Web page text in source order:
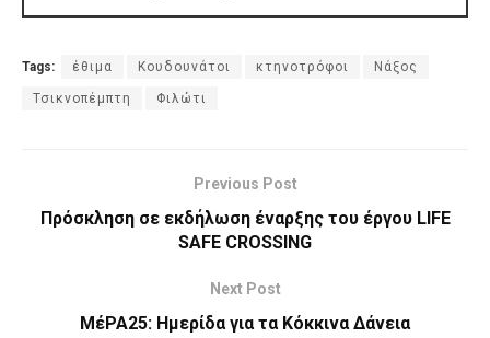
Tags: έθιμα Κουδουνάτοι κτηνοτρόφοι Νάξος
Τσικνοπέμπτη Φιλώτι
Previous Post
Πρόσκληση σε εκδήλωση έναρξης του έργου LIFE
SAFE CROSSING
Next Post
ΜέΡΑ25: Ημερίδα για τα Κόκκινα Δάνεια